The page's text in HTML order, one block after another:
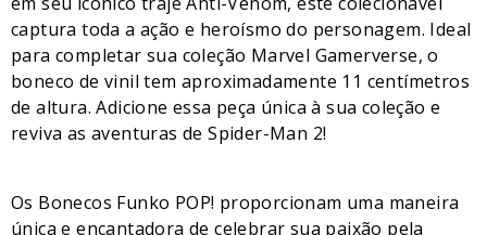
captura toda a ação e heroísmo do personagem. Ideal
para completar sua coleção Marvel Gamerverse, o
boneco de vinil tem aproximadamente 11 centímetros
de altura. Adicione essa peça única à sua coleção e
reviva as aventuras de Spider-Man 2!
Os Bonecos Funko POP! proporcionam uma maneira
única e encantadora de celebrar sua paixão pela